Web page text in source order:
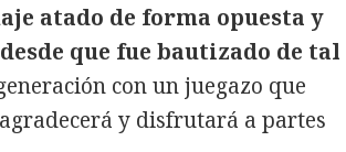
atado de forma opuesta y
que fue bautizado de tal
con un juegazo que
y disfrutará a partes